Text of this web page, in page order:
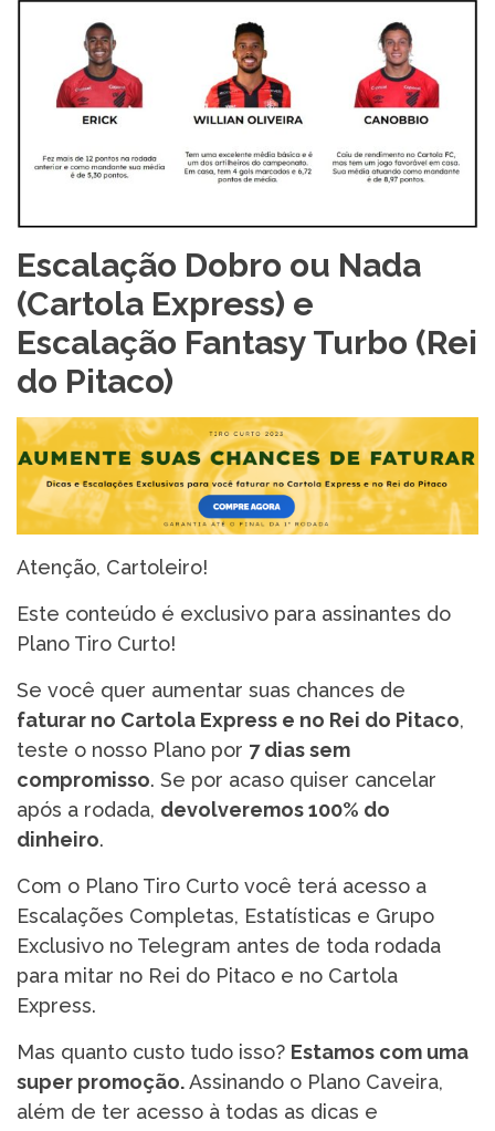
Escalação Dobro ou Nada
(Cartola Express) e
Escalação Fantasy Turbo (Rei
do Pitaco)
Atenção, Cartoleiro!
Este conteúdo é exclusivo para assinantes do
Plano Tiro Curto!
Se você quer aumentar suas chances de
faturar no Cartola Express e no Rei do Pitaco,
teste o nosso Plano por 7 dias sem
compromisso. Se por acaso quiser cancelar
após a rodada, devolveremos 100% do
dinheiro.
Com o Plano Tiro Curto você terá acesso a
Escalações Completas, Estatísticas e Grupo
Exclusivo no Telegram antes de toda rodada
para mitar no Rei do Pitaco e no Cartola
Express.
Mas quanto custo tudo isso? Estamos com uma
super promoção.Assinando o Plano Caveira,
além de ter acesso à todas as dicas e